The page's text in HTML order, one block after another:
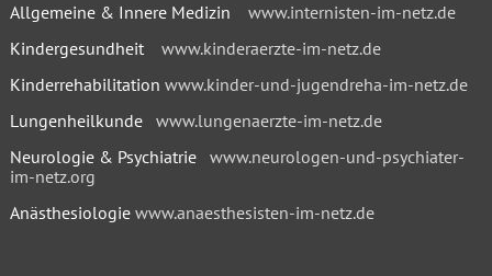
Allgemeine & Innere Medizin www.internisten-im-netz.de
Kindergesundheit www.kinderaerzte-im-netz.de
Kinderrehabilitation www.kinder-und-jugendreha-im-netz.de
Lungenheilkunde www.lungenaerzte-im-netz.de
Neurologie & Psychiatrie www.neurologen-und-psychiater-
im-netz.org
Anästhesiologie www.anaesthesisten-im-netz.de